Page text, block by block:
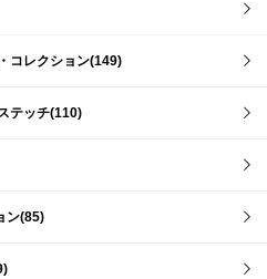
コレクション(149)
テッチ(110)
ン(85)